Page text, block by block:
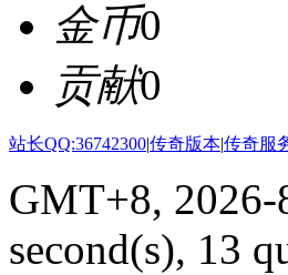
金币0
贡献0
站长QQ:36742300|传奇版本|传奇服
GMT+8, 2026-
second(s), 13